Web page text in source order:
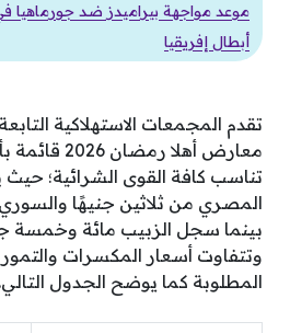
أبطال إفريقيا
تقدم المجمعات الاستهلاكية
معارض أهلا
تناسب كافة القوى الشرائية؛ حيث
المصري من ثلاثين جنيهًا
بينما سجل الزبيب مائة وخمسة
وتتفاوت أسعار المكسرات والتمور
المطلوبة كما يوضح الجدول التالي.